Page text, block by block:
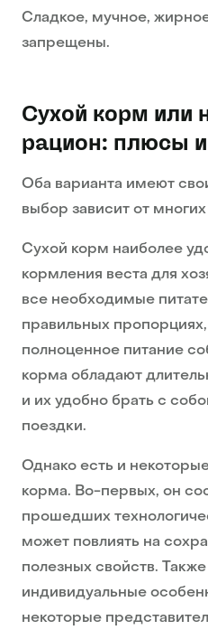
Сладкое, мучное,
запрещены.
Сухой корм или
рацион: плюсы
Оба варианта имеют
выбор зависит от
Сухой корм наиболее
кормления веста для
все необходимые
правильных
полноценное питание
корма обладают
и их удобно брать с
поездки.
Однако есть и
корма. Во-первых, он
прошедших
может повлиять на
полезных свойств.
индивидуальные
некоторые